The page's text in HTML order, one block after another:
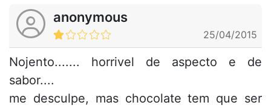
anonymous
25/04/2015
Nojento....... horrivel de aspecto e de
sabor....
me desculpe, mas chocolate tem que ser